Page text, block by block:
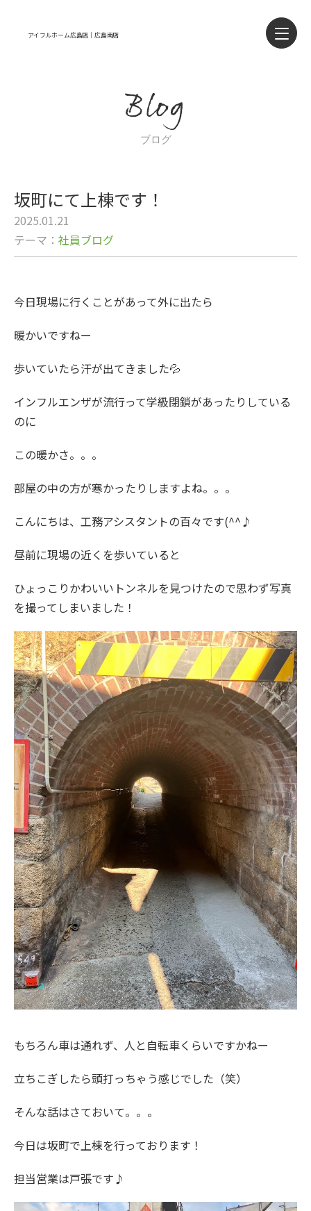
アイフルホーム広島店｜広島南店
Blog
ブログ
坂町にて上棟です！
2025.01.21
テーマ： 社員ブログ
今日現場に行くことがあって外に出たら
暖かいですねー
歩いていたら汗が出てきました💦
インフルエンザが流行って学級閉鎖があったりしている
のに
この暖かさ。。。
部屋の中の方が寒かったりしますよね。。。
こんにちは、工務アシスタントの百々です(^^♪
昼前に現場の近くを歩いていると
ひょっこりかわいいトンネルを見つけたので思わず写真
を撮ってしまいました！
もちろん車は通れず、人と自転車くらいですかねー
立ちこぎしたら頭打っちゃう感じでした（笑）
そんな話はさておいて。。。
今日は坂町で上棟を行っております！
担当営業は戸張です♪